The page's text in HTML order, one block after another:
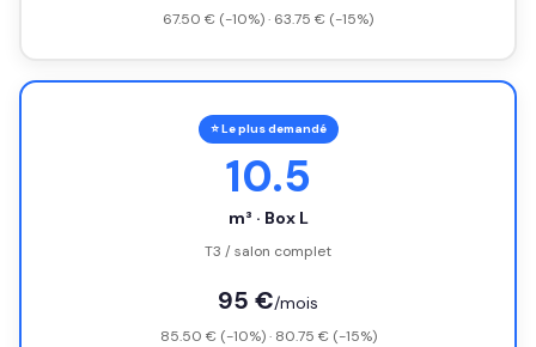
67.50 € (-10%) · 63.75 € (-15%)
⭐ Le plus demandé
10.5
m³ · Box L
T3 / salon complet
95 €/mois
85.50 € (-10%) · 80.75 € (-15%)